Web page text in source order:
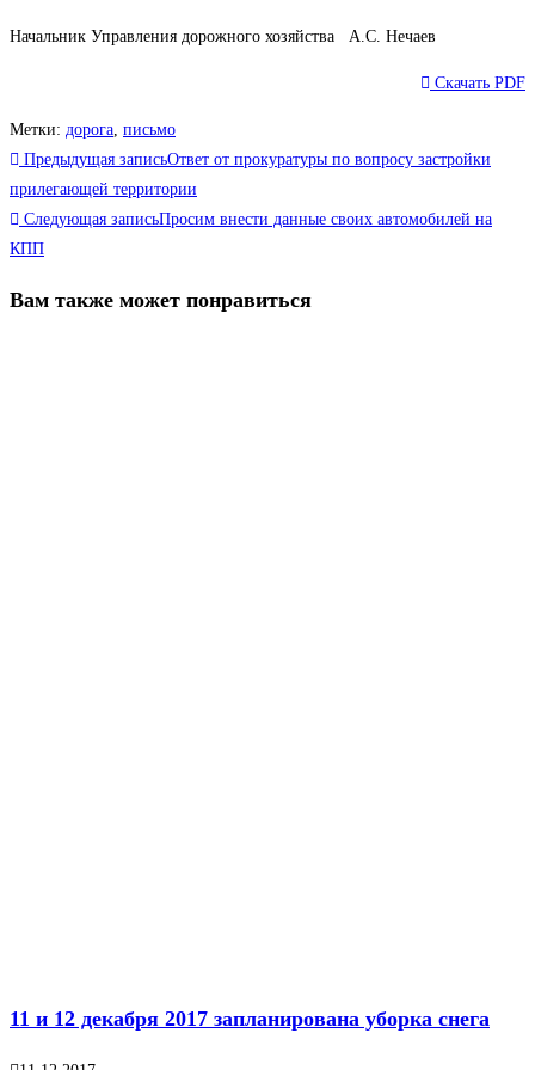
Начальник Управления дорожного хозяйства А.С. Нечаев
Скачать PDF
Метки: дорога, письмо
Еще
статьи
Предыдущая записьОтвет от прокуратуры по вопросу застройки
прилегающей территории
Следующая записьПросим внести данные своих автомобилей на
КПП
Вам также может понравиться
11 и 12 декабря 2017 запланирована уборка снега